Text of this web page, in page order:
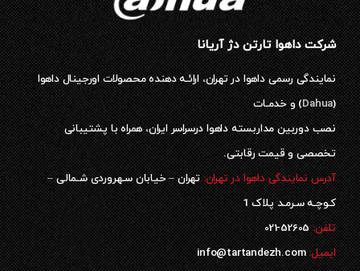
شرکت داهوا تارتن دژ آریانا
نمایندگی رسمی داهوا در تهران، ارائـه دهنده محصولات اورجینال داهوا
(
Dahua) و خدمـات
نصب دوربین مداربسته داهوا درسراسر ایران، همراه با پشتیبانی
تخصصی و قیمت رقابتی.
آدرس نمایندگی داهوا در تهران:تهران – خیابان سـهروردی شـمالی –
کـوچـه سـرمـد پلاک 1
تلفن:52605-021
ایمیل:info@tartandezh.com